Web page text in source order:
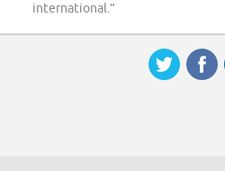
international.”